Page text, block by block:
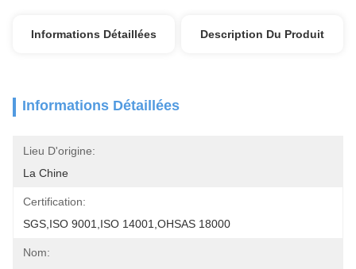
Informations Détaillées Description Du Produit
Informations Détaillées
Lieu D'origine:
La Chine
Certification:
SGS,ISO 9001,ISO 14001,OHSAS 18000
Nom: